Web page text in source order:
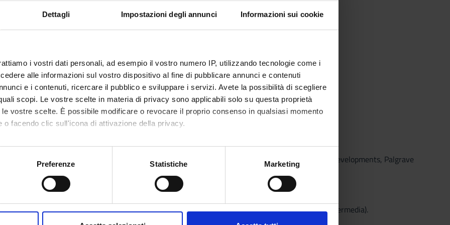
Dettagli Impostazioni degli annunci Informazioni sui cookie
i vostri dati personali, ad esempio il vostro numero IP, utilizzando tecnologie come i
alle informazioni sul vostro dispositivo al fine di pubblicare annunci e contenuti
e i contenuti, ricercare il pubblico e sviluppare i servizi. Avete la possibilità di scegliere
scopi. Le vostre scelte in materia di privacy sono applicabili solo su questa proprietà
vostre scelte. È possibile modificare o revocare il proprio consenso in qualsiasi momento
o facendo clic sull'icona di attivazione della privacy.
anche:
sulla tua posizione geografica, con un'approssimazione di qualche metro,
in qualsiasi momento dalla Dichiarazione sui cookie.
Preferenze Statistiche Marketing
agri-food marketing
agri-food system
marketing
production
of agricultural products
formation
organization of the market
P. (2014), ECONOMICS, GOVERNANCE, AND POLITICS IN THE WINE MARKET European Union Developments, Palgrave
è prevista una prova scritta finale uguale per tutti gli studenti (non è prevista una prova intermedia).
sarà articolata in domande aperte e riguarderà tutti gli argomenti trattati durante le lezioni.